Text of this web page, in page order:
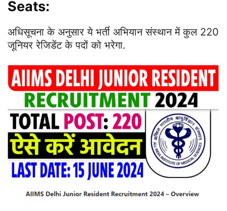
Seats:
अधिसूचना के अनुसार ये भर्ती अभियान संस्थान में कुल 220
जूनियर रेजिडेंट के पदों को भरेगा.